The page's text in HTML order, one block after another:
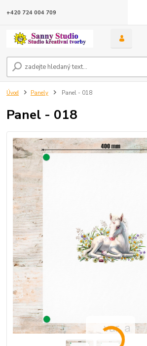
+420 724 004 709
Úvod Panely Panel - 018
Panel - 018